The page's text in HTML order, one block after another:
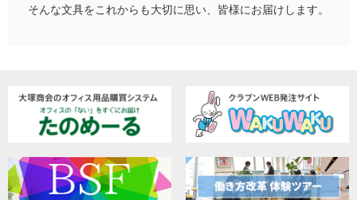
そんな文具をこれからも大切に思い、皆様にお届けします。